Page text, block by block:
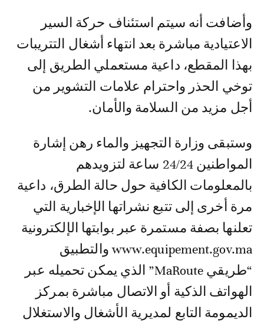
وأضافت أنه سيتم استئناف حركة السير
الاعتيادية مباشرة بعد انتهاء أشغال التتريبات
بهذا المقطع، داعية مستعملي الطريق إلى
توخي الحذر واحترام علامات التشوير من
أجل مزيد من السلامة والأمان.
وستبقى وزارة التجهيز والماء رهن إشارة
المواطنين 24/24 ساعة لتزويدهم
بالمعلومات الكافية حول حالة الطرق، داعية
مرة أخرى إلى تتبع نشراتها الإخبارية التي
تعلنها بصفة مستمرة عبر بوابتها الإلكترونية
www.equipement.gov.ma والتطبيق
“طريقي MaRoute” الذي يمكن تحميله عبر
الهواتف الذكية أو الاتصال مباشرة بمركز
الديمومة التابع لمديرية الأشغال والاستغلال